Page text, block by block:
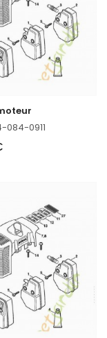
084-0911